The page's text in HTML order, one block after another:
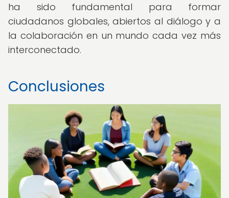
ha sido fundamental para formar
ciudadanos globales, abiertos al diálogo y a
la colaboración en un mundo cada vez más
interconectado.
Conclusiones